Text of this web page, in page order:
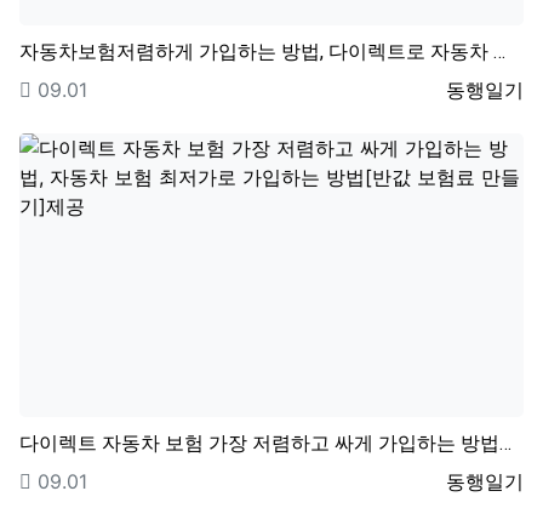
자동차보험저렴하게 가입하는 방법, 다이렉트로 자동차 보…
등록자
동행일기
등록일
09.01
다이렉트 자동차 보험 가장 저렴하고 싸게 가입하는 방법…
등록자
동행일기
등록일
09.01